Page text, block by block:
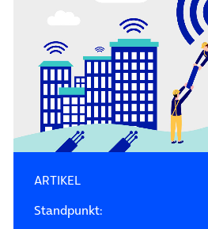
ARTIKEL
Standpunkt: